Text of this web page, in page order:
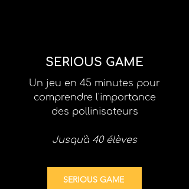
SERIOUS GAME
Un jeu en 45 minutes pour
comprendre l'importance
des pollinisateurs
Jusqu'à 40 élèves
SERIOUS GAME